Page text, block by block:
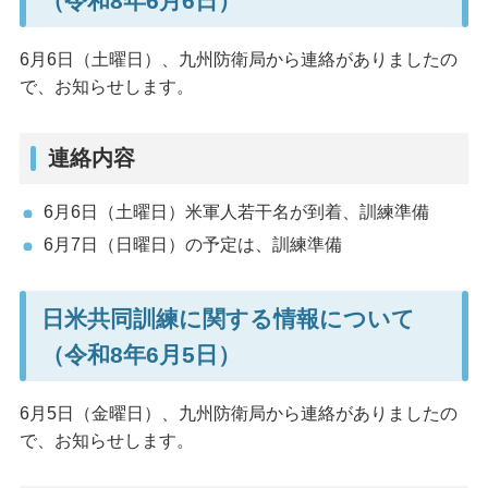
6月6日（土曜日）、九州防衛局から連絡がありましたの
で、お知らせします。
連絡内容
6月6日（土曜日）米軍人若干名が到着、訓練準備
6月7日（日曜日）の予定は、訓練準備
日米共同訓練に関する情報について
（令和8年6月5日）
6月5日（金曜日）、九州防衛局から連絡がありましたの
で、お知らせします。